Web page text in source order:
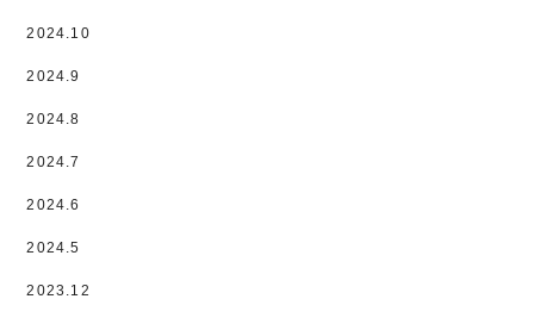
2024.10
2024.9
2024.8
2024.7
2024.6
2024.5
2023.12